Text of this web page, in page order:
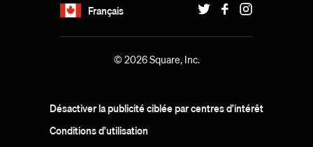
Français
© 2026 Square, Inc.
Désactiver la publicité ciblée par centres d’intérêt
Conditions d’utilisation